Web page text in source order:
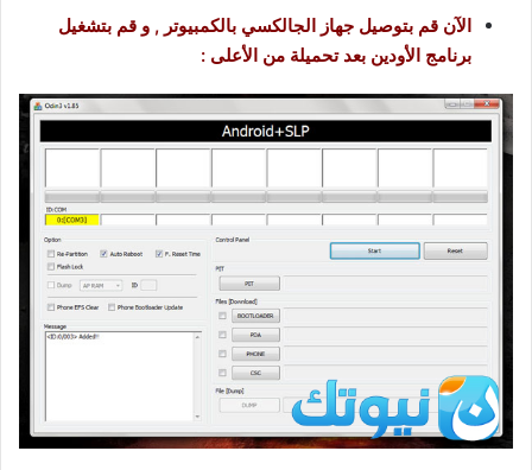
الآن قم بتوصيل جهاز الجالكسي بالكمبيوتر , و قم بتشغيل
برنامج الأودين بعد تحميلة من الأعلى :